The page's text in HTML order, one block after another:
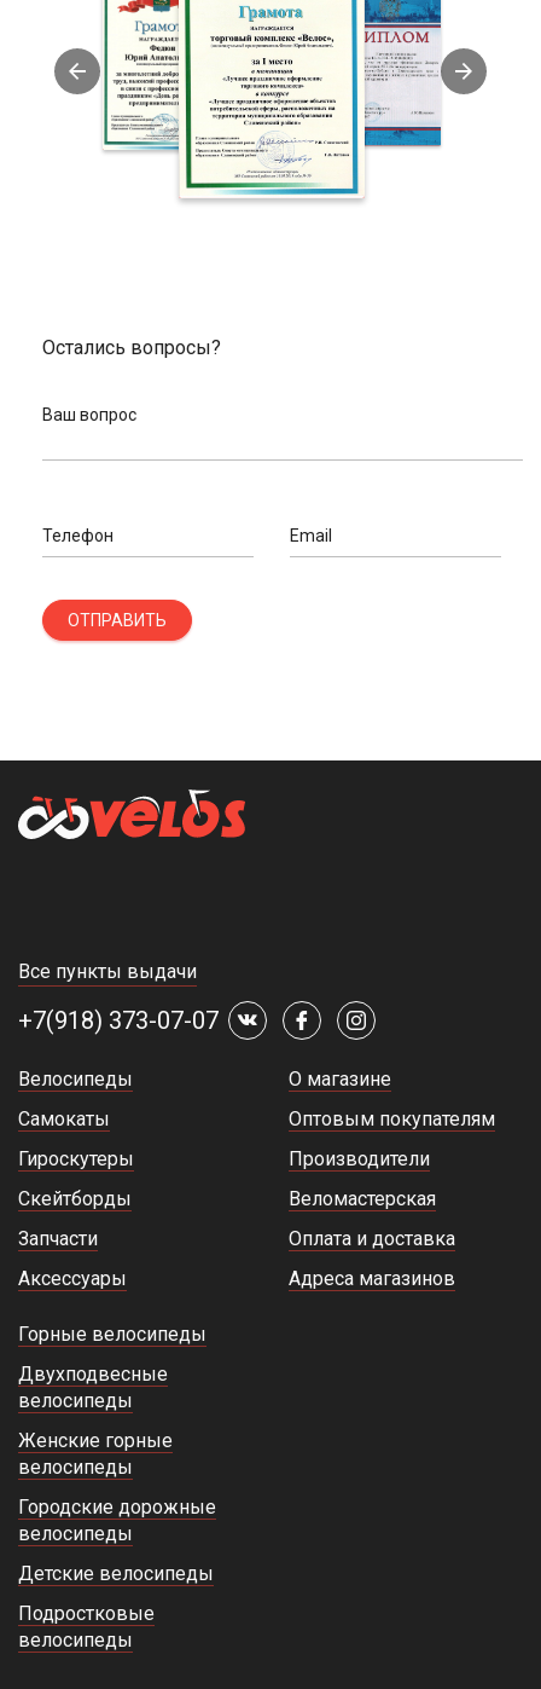
велопокрышки которых мы предлагаем, - KMS, Kellys,
Kenda, DURO и другие.
Доступные цены на все позиции в каталоге. Мы не
завышаем стоимость запчастей, покупать в нас
выгодно.
Помощь в подборе и индивидуальный подход к
вопросам клиентов. У нас работают велоэксперты,
готовые проконсультировать.
Кубани или в вашем городе и оформите доставку.
компаний принимаем оплату картой. При самовывозе можете
обработает запрос и перезвонит в удобное для вас время.
Остались вопросы?
Ваш вопрос
Телефон Email
ОТПРАВИТЬ
Все пункты выдачи
+7(918) 373-07-07
Велосипеды
Самокаты
Гироскутеры
Скейтборды
Запчасти
Аксессуары
О магазине
Оптовым покупателям
Производители
Веломастерская
Оплата и доставка
Адреса магазинов
Горные велосипеды
Двухподвесные
велосипеды
Женские горные
велосипеды
Городские дорожные
велосипеды
Детские велосипеды
Подростковые
велосипеды